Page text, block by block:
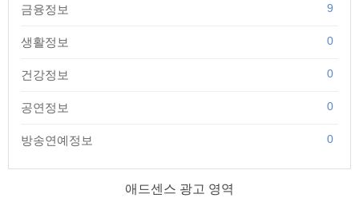
금융정보 9
생활정보 0
건강정보 0
공연정보 0
방송연예정보 0
애드센스 광고 영역